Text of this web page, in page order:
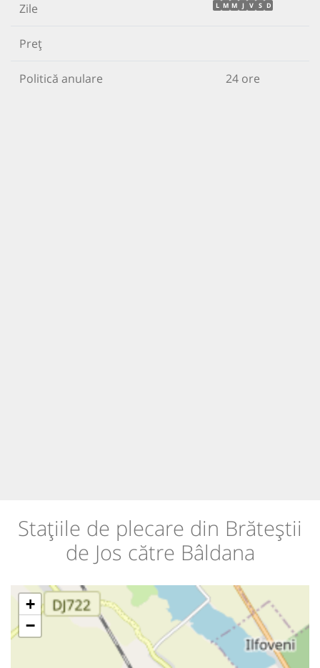
Zile L M M J V S D
Preț
Politică anulare 24 ore
Stațiile de plecare din Brăteștii
de Jos către Bâldana
+
−